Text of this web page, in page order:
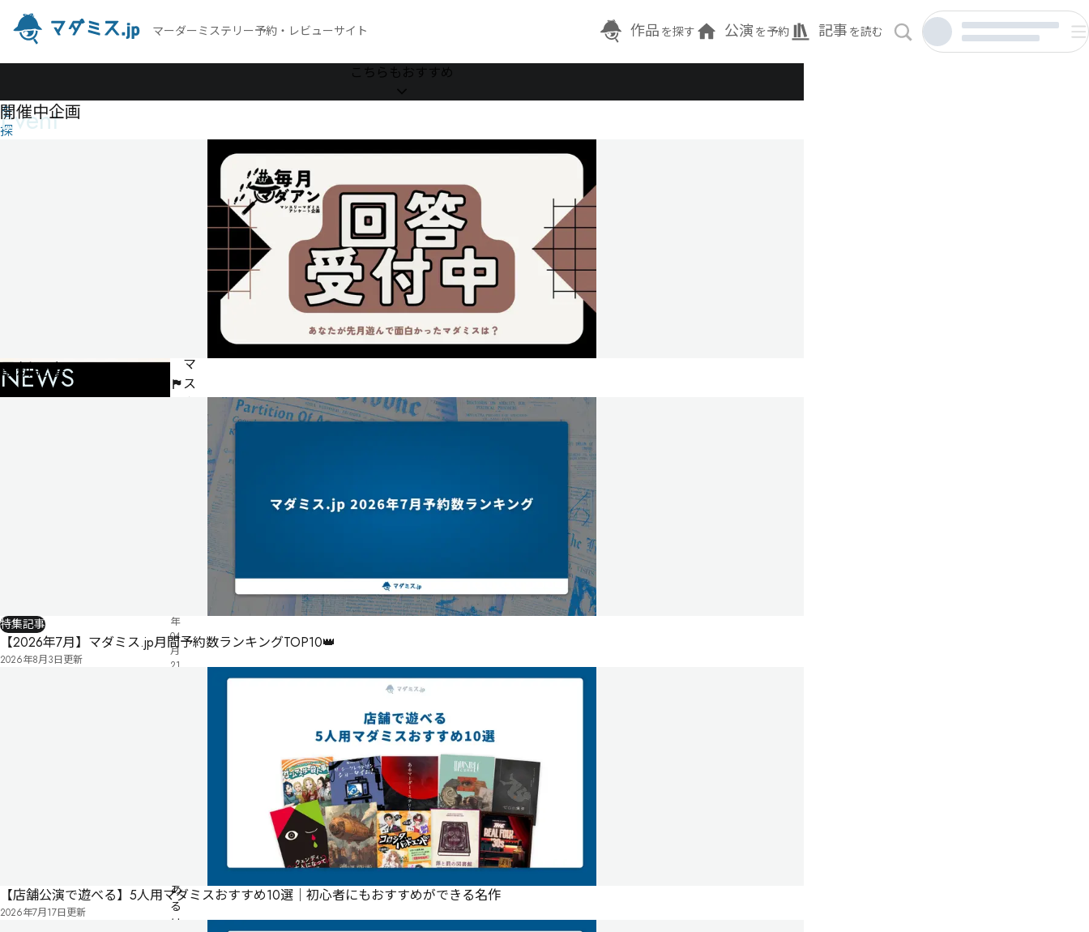
マーダーミステリー予約・レビューサイト 作品 を探す 公演 を予約 記事 を読む
を
探
HpBd
マ
ス
タ
年
04
月
21
あ
る
は
こちらもおすすめ
Event
開催中企画
NEWS
最新記事
特集記事
【2026年7月】マダミス.jp月間予約数ランキングTOP10👑
2026年8月3日更新
【店舗公演で遊べる】5人用マダミスおすすめ10選｜初心者にもおすすめができる名作
2026年7月17日更新